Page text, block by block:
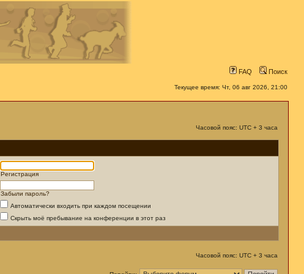
FAQ Поиск
Текущее время: Чт, 06 авг 2026, 21:00
Часовой пояс: UTC + 3 часа
Регистрация
Забыли пароль?
Автоматически входить при каждом посещении
Скрыть моё пребывание на конференции в этот раз
Часовой пояс: UTC + 3 часа